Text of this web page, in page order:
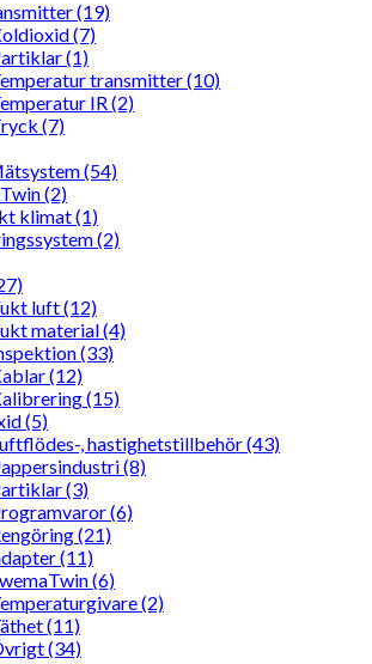
(19)
(7)
(1)
transmitter (10)
IR (2)
(7)
(54)
(2)
klimat (1)
(2)
luft (12)
material (4)
(33)
(12)
(15)
(5)
, hastighetstillbehör (43)
(8)
(3)
(6)
(21)
(11)
(6)
(2)
(11)
(34)